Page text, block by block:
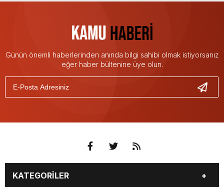
Günün önemli haberlerinden anında bilgi sahibi olmak istiyorsanız
eğer haber bültenine üye olun.
KATEGORİLER